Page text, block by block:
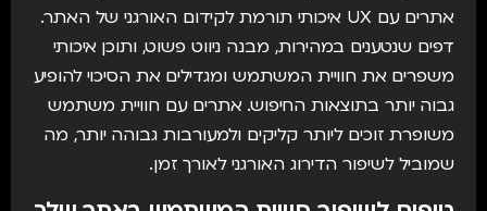
אתרים עם UX איכותי תורמת לקידום האורגני של האתר.
דפים שנטענים במהירות, מבנה ניווט פשוט, ותוכן איכותי
משפרים את חוויית המשתמש ומגדילים את הסיכוי להופיע
גבוה יותר בתוצאות החיפוש. אתרים עם חוויית משתמש
משופרת זוכים ליותר קליקים ולמעורבות גבוהה יותר, מה
שמוביל לשיפור הדירוג האורגני לאורך זמן.